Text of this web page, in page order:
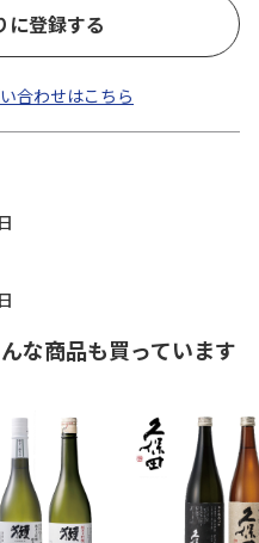
に登録する
合わせはこちら
な商品も買っています